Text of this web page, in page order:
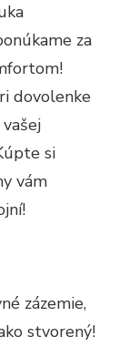
za
dovolenke
si
vám
zázemie,
stvorený!